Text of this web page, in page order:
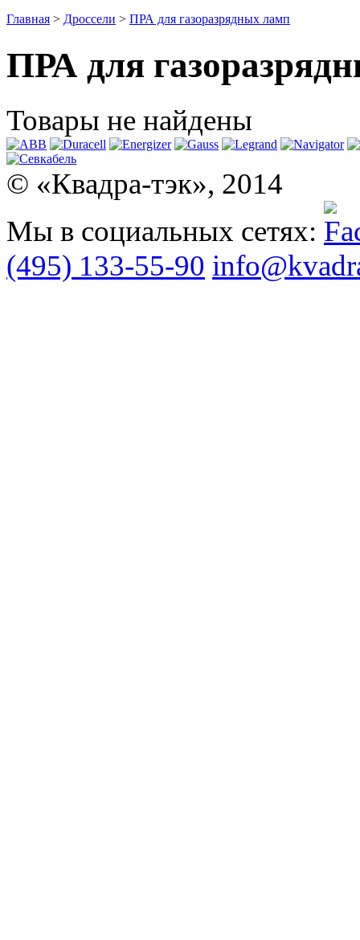
Главная > Дроссели > ПРА для газоразрядных ламп
ПРА для
Товары не найдены
© «Квадра-тэк», 2014
Мы в социальных сетях:
(495) 133-55-90